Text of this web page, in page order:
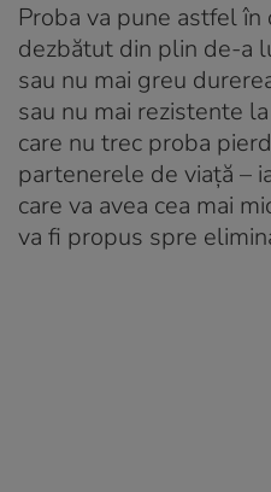
Proba va pune astfel
dezbătut din plin de-a
sau nu mai greu
sau nu mai rezistente
care nu trec proba
partenerele de viață –
care va avea cea mai
va fi propus spre